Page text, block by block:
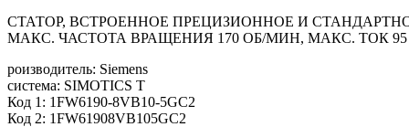
СТАТОР, ВСТРОЕННОЕ ПРЕЦИЗИОННОЕ И
МАКС. ЧАСТОТА ВРАЩЕНИЯ 170 ОБ/МИН, МАКС. ТОК
роизводитель: Siemens
система: SIMOTICS T
Код 1: 1FW6190-8VB10-5GC2
Код 2: 1FW61908VB105GC2